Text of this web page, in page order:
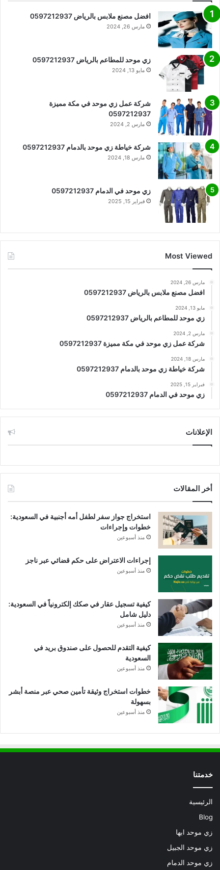
افضل مصنع ملابس بالرياض 0597212937
مارس 26, 2024
زي موحد للمطاعم بالرياض 0597212937
مايو 13, 2024
شركة عمل زي موحد في مكة مميزة
0597212937
مارس 2, 2024
شركة خياطة زي موحد بالدمام 0597212937
مارس 18, 2024
زي موحد في الدمام 0597212937
فبراير 15, 2025
Most Viewed
مارس 26, 2024
افضل مصنع ملابس بالرياض 0597212937
مايو 13, 2024
زي موحد للمطاعم بالرياض 0597212937
مارس 2, 2024
شركة عمل زي موحد في مكة مميزة 0597212937
مارس 18, 2024
شركة خياطة زي موحد بالدمام 0597212937
فبراير 15, 2025
زي موحد في الدمام 0597212937
الإعلانات
أخر المقالات
استخراج جواز سفر لطفل أمه أجنبية في السعودية:
خطوات وإجراءات
منذ أسبوعين
إجراءات الاعتراض على حكم قضائي عبر ناجز
منذ أسبوعين
كيفية تسجيل عقار في صكك إلكترونياً في السعودية:
دليل شامل
منذ أسبوعين
كيفية التقدم للحصول على صندوق بريد في
السعودية
منذ أسبوعين
خطوات استخراج وثيقة تأمين صحي عبر منصة أبشر
بسهولة
منذ أسبوعين
خدمتنا
الرئيسية
Blog
زي موحد ابها
زي موحد الجبيل
زي موحد الدمام